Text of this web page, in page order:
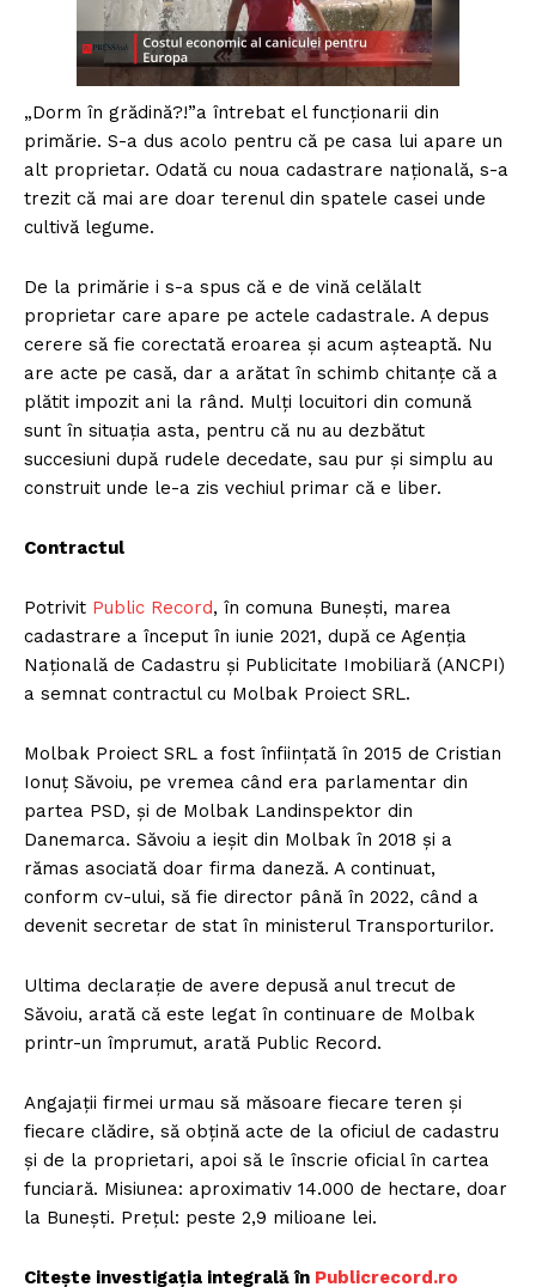
„Dorm în grădină?!”a întrebat el funcționarii din
primărie. S-a dus acolo pentru că pe casa lui apare un
alt proprietar. Odată cu noua cadastrare națională, s-a
trezit că mai are doar terenul din spatele casei unde
cultivă legume.
De la primărie i s-a spus că e de vină celălalt
proprietar care apare pe actele cadastrale. A depus
cerere să fie corectată eroarea și acum așteaptă. Nu
are acte pe casă, dar a arătat în schimb chitanțe că a
plătit impozit ani la rând. Mulți locuitori din comună
sunt în situația asta, pentru că nu au dezbătut
succesiuni după rudele decedate, sau pur și simplu au
construit unde le-a zis vechiul primar că e liber.
Contractul
Potrivit Public Record, în comuna Bunești, marea
cadastrare a început în iunie 2021, după ce Agenția
Națională de Cadastru și Publicitate Imobiliară (ANCPI)
a semnat contractul cu Molbak Proiect SRL.
Molbak Proiect SRL a fost înființată în 2015 de Cristian
Ionuț Săvoiu, pe vremea când era parlamentar din
partea PSD, și de Molbak Landinspektor din
Danemarca. Săvoiu a ieșit din Molbak în 2018 și a
rămas asociată doar firma daneză. A continuat,
conform cv-ului, să fie director până în 2022, când a
devenit secretar de stat în ministerul Transporturilor.
Ultima declarație de avere depusă anul trecut de
Săvoiu, arată că este legat în continuare de Molbak
printr-un împrumut, arată Public Record.
Angajații firmei urmau să măsoare fiecare teren și
fiecare clădire, să obțină acte de la oficiul de cadastru
și de la proprietari, apoi să le înscrie oficial în cartea
funciară. Misiunea: aproximativ 14.000 de hectare, doar
la Bunești. Prețul: peste 2,9 milioane lei.
Citește investigația integrală în Publicrecord.ro